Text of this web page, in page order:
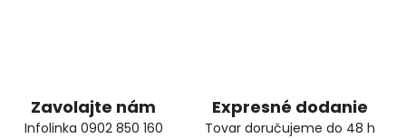
Zavolajte nám
Infolinka 0902 850 160
Expresné dodanie
Tovar doručujeme do 48 h